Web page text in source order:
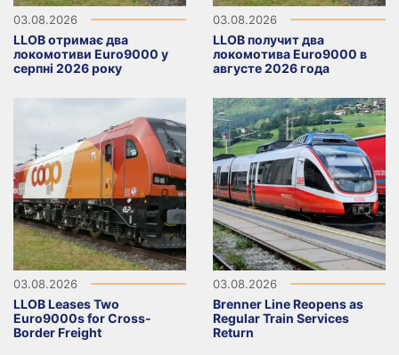
03.08.2026
LLOB отримає два
локомотиви Euro9000 у
серпні 2026 року
03.08.2026
LLOB получит два
локомотива Euro9000 в
августе 2026 года
03.08.2026
LLOB Leases Two
Euro9000s for Cross-
Border Freight
03.08.2026
Brenner Line Reopens as
Regular Train Services
Return